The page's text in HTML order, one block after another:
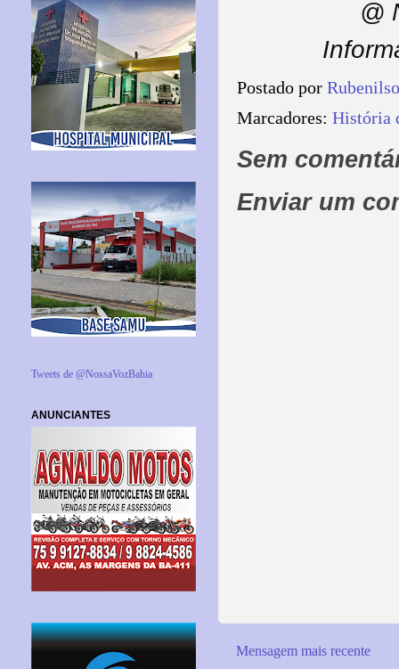
@
Postado por
Marcadores: História
Sem
Enviar um
Mensagem mais recente
Tweets de @NossaVozBahia
ANUNCIANTES